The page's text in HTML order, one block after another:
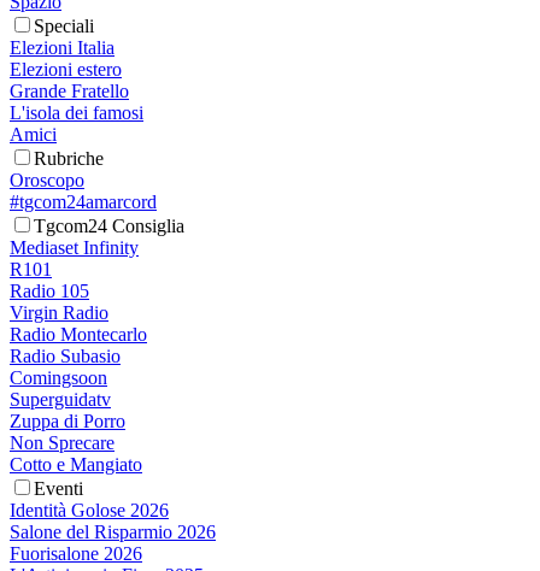
Speciali
Elezioni Italia
Elezioni estero
Grande Fratello
L'isola dei famosi
Amici
Rubriche
Oroscopo
#tgcom24amarcord
Tgcom24 Consiglia
Mediaset Infinity
R101
Radio 105
Virgin Radio
Radio Montecarlo
Radio Subasio
Comingsoon
Superguidatv
Zuppa di Porro
Non Sprecare
Cotto e Mangiato
Eventi
Identità Golose 2026
Salone del Risparmio 2026
Fuorisalone 2026